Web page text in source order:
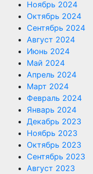
Ноябрь 2024
Октябрь 2024
Сентябрь 2024
Август 2024
Июнь 2024
Май 2024
Апрель 2024
Март 2024
Февраль 2024
Январь 2024
Декабрь 2023
Ноябрь 2023
Октябрь 2023
Сентябрь 2023
Август 2023